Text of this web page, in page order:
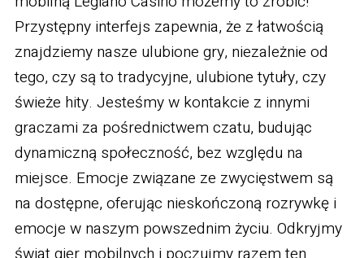
Przystępny interfejs zapewnia, że z łatwością
znajdziemy nasze ulubione gry, niezależnie od
tego, czy są to tradycyjne, ulubione tytuły, czy
świeże hity. Jesteśmy w kontakcie z innymi
graczami za pośrednictwem czatu, budując
dynamiczną społeczność, bez względu na
miejsce. Emocje związane ze zwycięstwem są
na dostępne, oferując nieskończoną rozrywkę i
emocje w naszym powszednim życiu. Odkryjmy